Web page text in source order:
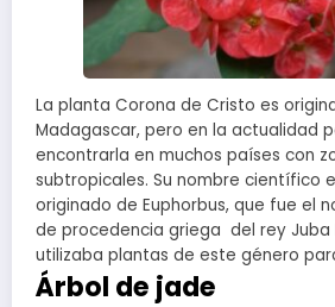
La planta Corona de Cristo es
Madagascar, pero en la actualidad
encontrarla en muchos países con
subtropicales. Su nombre científico
originado de Euphorbus, que fue el
de procedencia griega del rey Juba
utilizaba plantas de este género
Árbol de jade